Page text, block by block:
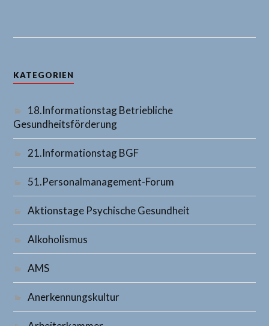
KATEGORIEN
18.Informationstag Betriebliche
Gesundheitsförderung
21.Informationstag BGF
51.Personalmanagement-Forum
Aktionstage Psychische Gesundheit
Alkoholismus
AMS
Anerkennungskultur